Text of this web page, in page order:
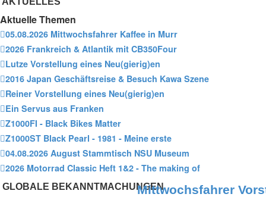
Aktuelle Themen
05.08.2026 Mittwochsfahrer Kaffee in Murr
2026 Frankreich & Atlantik mit CB350Four
Lutze Vorstellung eines Neu(gierig)en
2016 Japan Geschäftsreise & Besuch Kawa Szene
Reiner Vorstellung eines Neu(gierig)en
Ein Servus aus Franken
Z1000FI - Black Bikes Matter
Z1000ST Black Pearl - 1981 - Meine erste
04.08.2026 August Stammtisch NSU Museum
2026 Motorrad Classic Heft 1&2 - The making of
GLOBALE BEKANNTMACHUNGENMittwochsfahrer